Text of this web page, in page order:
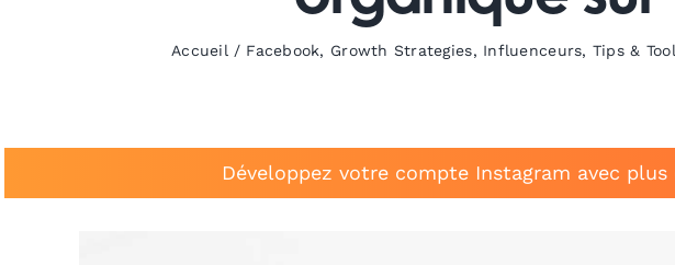
Accueil / Facebook, Growth Strategies, Influenceurs, Tips &
Développez votre compte Instagram avec